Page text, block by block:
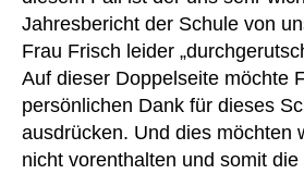
Jahresbericht der Schule von
Frau Frisch leider
Auf dieser Doppelseite möchte
persönlichen Dank für dieses
ausdrücken. Und dies möchten
nicht vorenthalten und somit die